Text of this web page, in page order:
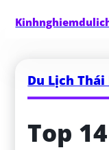
Du Lịch Thái
Top